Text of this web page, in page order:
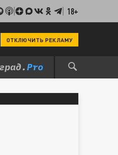
18+
ОТКЛЮЧИТЬ РЕКЛАМУ